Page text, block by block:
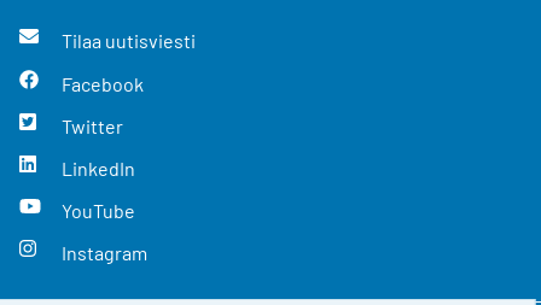
Tilaa uutisviesti
Facebook
Twitter
LinkedIn
YouTube
Instagram